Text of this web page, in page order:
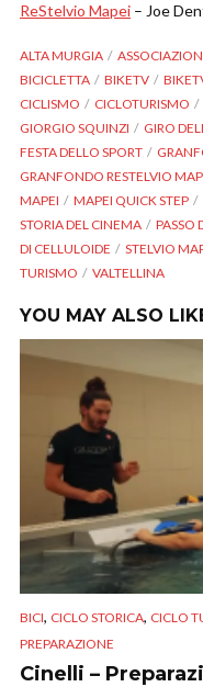
ReStelvio Mapei – Joe
ALTA MURGIA
BICICLETTA
BIKETV
CICLISMO
CICLOTURISMO
GIORGIO SQUINZI
GIRO
FESTA DELLO SPORT
GRANFONDO RESTELVIO
MAPEI
MAPEI QUICK STEP
STORIA DEL CINEMA
PASSO
DI CELLULOIDE
STELVIO
TURISMO
VALTELLINA
YOU MAY ALSO
BICI, CICLO STORICA, CICLO
PREPARAZIONE
Cinelli –